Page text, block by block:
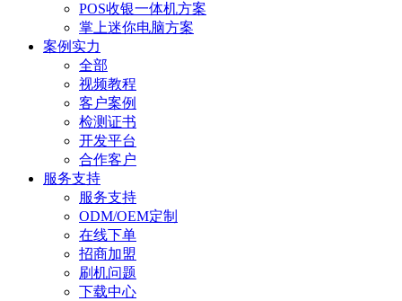
POS收银一体机方案
掌上迷你电脑方案
案例实力
全部
视频教程
客户案例
检测证书
开发平台
合作客户
服务支持
服务支持
ODM/OEM定制
在线下单
招商加盟
刷机问题
下载中心